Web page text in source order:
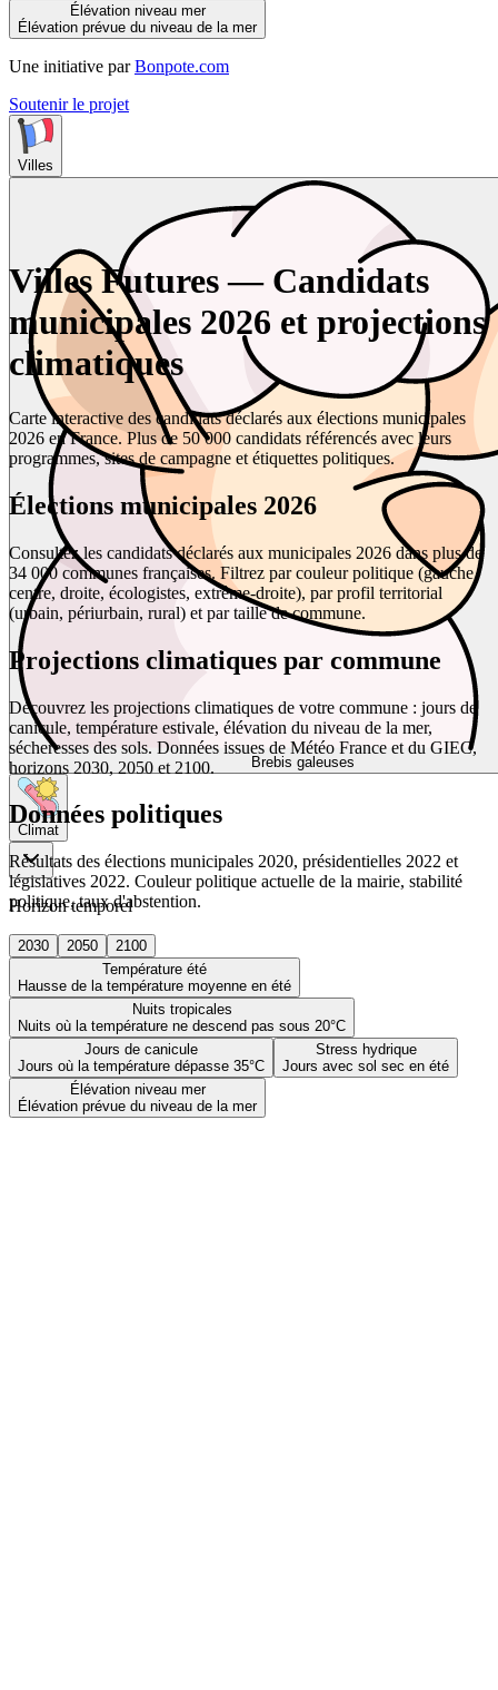
Élévation niveau mer
Élévation prévue du niveau de la mer
Une initiative par Bonpote.com
Soutenir le projet
Villes
Brebis galeuses
Climat
Horizon temporel
2030 2050
2100
Température été
Hausse de la température moyenne en été
Nuits tropicales
Nuits où la température ne descend pas sous 20°C
Jours de canicule
Jours où la température dépasse 35°C
Stress hydrique
Jours avec sol sec en été
Élévation niveau mer
Élévation prévue du niveau de la mer
Villes Futures — Candidats
municipales 2026 et projections
climatiques
Carte interactive des candidats déclarés aux élections municipales
2026 en France. Plus de 50 000 candidats référencés avec leurs
programmes, sites de campagne et étiquettes politiques.
Élections municipales 2026
Consultez les candidats déclarés aux municipales 2026 dans plus de
34 000 communes françaises. Filtrez par couleur politique (gauche,
centre, droite, écologistes, extrême-droite), par profil territorial
(urbain, périurbain, rural) et par taille de commune.
Projections climatiques par commune
Découvrez les projections climatiques de votre commune : jours de
canicule, température estivale, élévation du niveau de la mer,
sécheresses des sols. Données issues de Météo France et du GIEC,
horizons 2030, 2050 et 2100.
Données politiques
Résultats des élections municipales 2020, présidentielles 2022 et
législatives 2022. Couleur politique actuelle de la mairie, stabilité
politique, taux d'abstention.